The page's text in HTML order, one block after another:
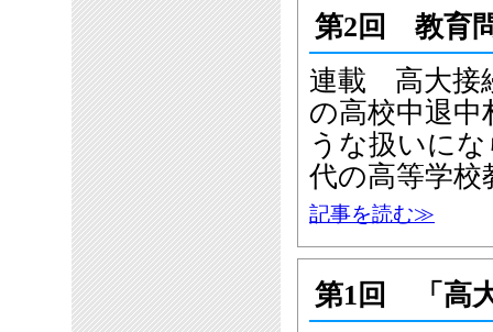
第2回 教育
連載 高大接
の高校中退
うな扱いに
代の高等学
記事を読む≫
第1回 「高